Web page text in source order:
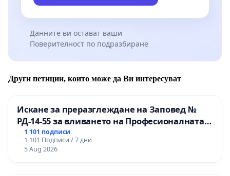
Данните ви остават ваши
Поверителност по подразбиране
Други петиции, които може да Ви интересуват
Искане за преразглеждане на Заповед №
РД-14-55 за вливането на Професионалната
гимназия по промишлени технологии в
Професионалната гимназия по икономика и
мениджмънт – гр. Пазарджик
1 101 подписи
1 101 Подписи / 7 дни
5 Aug 2026